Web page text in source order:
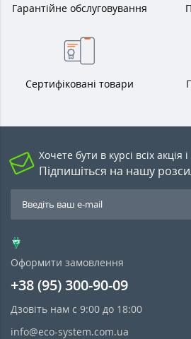
Гарантійне обслуговування
Сертифіковані товари
Хочете бути в курсі всіх акція
Підпишіться на нашу
Оформити замовлення
+38 (95) 300-90-09
Дзовіть нам с 9:00 до 18:00
info@eco-system.com.ua